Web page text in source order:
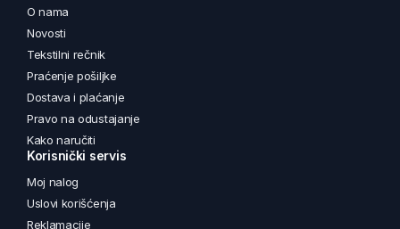
O nama
Novosti
Tekstilni rečnik
Praćenje pošiljke
Dostava i plaćanje
Pravo na odustajanje
Kako naručiti
Korisnički servis
Moj nalog
Uslovi korišćenja
Reklamacije